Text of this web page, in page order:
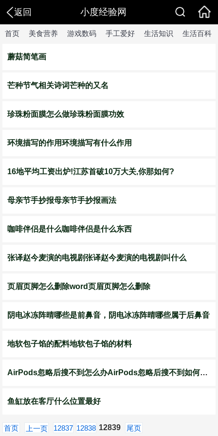
返回 小度经验网
首页 美食营养 游戏数码 手工爱好 生活知识 生活百科
蘑菇简笔画
芒种节气相关诗词芒种的又名
珍珠粉面膜怎么做珍珠粉面膜功效
环境描写的作用环境描写有什么作用
16地平均工资出炉!江苏首破10万大关,你那如何?
母亲节手抄报母亲节手抄报画法
咖啡伴侣是什么咖啡伴侣是什么东西
张译赵今麦演的电视剧张译赵今麦演的电视剧叫什么
页眉页脚怎么删除word页眉页脚怎么删除
阴电冰冻阵晴哪些是前鼻音，阴电冰冻阵晴哪些属于后鼻音
地软包子馅的配料地软包子馅的材料
AirPods忽略后搜不到怎么办AirPods忽略后搜不到如何解决
鱼缸放在客厅什么位置最好
首页 上一页 12837 12838 12839 尾页